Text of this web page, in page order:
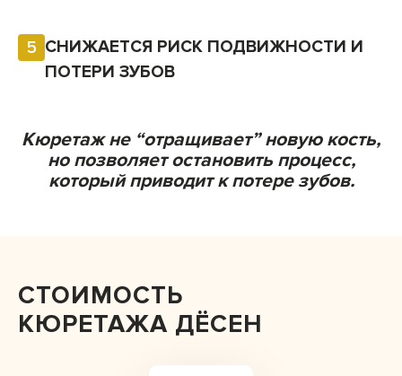
5 СНИЖАЕТСЯ РИСК ПОДВИЖНОСТИ И
ПОТЕРИ ЗУБОВ
Кюретаж не “отращивает” новую кость,
но позволяет остановить процесс,
который приводит к потере зубов.
СТОИМОСТЬ
КЮРЕТАЖА ДЁСЕН